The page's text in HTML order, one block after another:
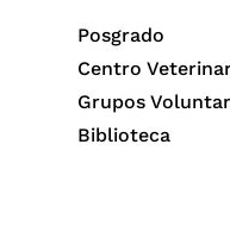
Posgrado
Centro
Grupos
Biblioteca